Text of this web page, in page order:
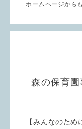
ホームページから
森の保育
【みんなのため